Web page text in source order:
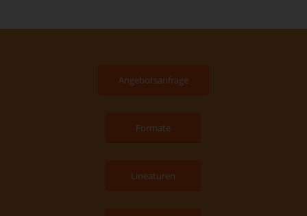
Angebotsanfrage
Formate
Lineaturen